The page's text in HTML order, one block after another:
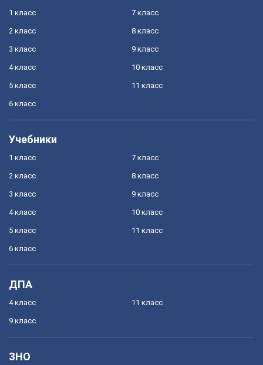
1 класс
2 класс
3 класс
4 класс
5 класс
6 класс
7 класс
8 класс
9 класс
10 класс
11 класс
Учебники
1 класс
2 класс
3 класс
4 класс
5 класс
6 класс
7 класс
8 класс
9 класс
10 класс
11 класс
ДПА
4 класс
9 класс
11 класс
ЗНО